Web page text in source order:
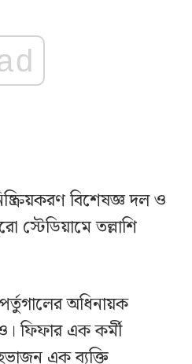
বিশেষজ্ঞ দল ও
স্টেডিয়ামে তল্লাশি
অধিনায়ক
ফিফার এক কর্মী
এক ব্যক্তি